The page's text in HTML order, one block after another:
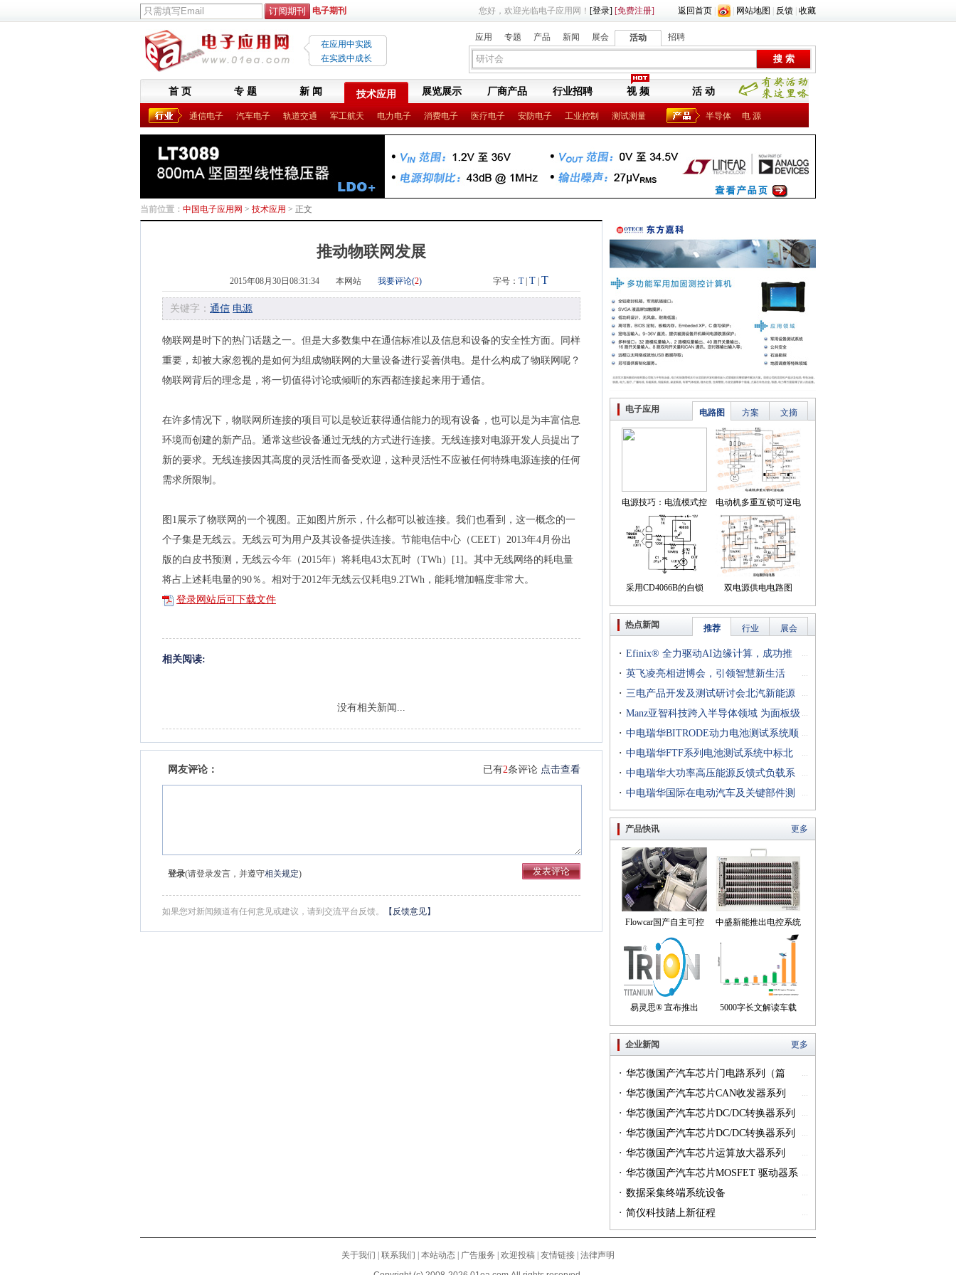
电子期刊 您好，欢迎光临电子应用网！ [登录] [免费注册] 返回首页 网站地图 反馈 收藏
在应用中实践
在实践中成长
应用 专题 产品 新闻 展会 活动 招聘
首 页 专 题 新 闻 技术应用 展览展示 厂商产品 行业招聘 视 频 活 动
通信电子 汽车电子 轨道交通 军工航天 电力电子 消费电子 医疗电子 安防电子 工业控制 测试测量 半导体 电 源
当前位置： 中国电子应用网 > 技术应用 > 正文
推动物联网发展
2015年08月30日08:31:34 本网站 我要评论(2) 字号： T| T T
关键字： 通信 电源
物联网是时下的热门话题之一。但是大多数集中在通信标准以及信息和设备的安全性方面。同样
重要，却被大家忽视的是如何为组成物联网的大量设备进行妥善供电。是什么构成了物联网呢？
物联网背后的理念是，将一切值得讨论或倾听的东西都连接起来用于通信。
在许多情况下，物联网所连接的项目可以是较近获得通信能力的现有设备，也可以是为丰富信息
环境而创建的新产品。通常这些设备通过无线的方式进行连接。无线连接对电源开发人员提出了
新的要求。无线连接因其高度的灵活性而备受欢迎，这种灵活性不应被任何特殊电源连接的任何
需求所限制。
图1展示了物联网的一个视图。正如图片所示，什么都可以被连接。我们也看到，这一概念的一
个子集是无线云。无线云可为用户及其设备提供连接。节能电信中心（CEET）2013年4月份出
版的白皮书预测，无线云今年（2015年）将耗电43太瓦时（TWh）[1]。其中无线网络的耗电量
将占上述耗电量的90％。相对于2012年无线云仅耗电9.2TWh，能耗增加幅度非常大。
登录网站后可下载文件
相关阅读:
没有相关新闻...
网友评论： 已有2条评论 点击查看
登录(请登录发言，并遵守相关规定)
如果您对新闻频道有任何意见或建议，请到交流平台反馈。 【反馈意见】
电子应用 文摘
方案
电路图
电源技巧：电流模式控
制简化了对降压LED稳
压器的补偿
电动机多重互锁可逆电
路
采用CD4066B的自锁
式触摸开关电路
双电源供电电路图
热点新闻 展会
行业
推荐
...
· Efinix® 全力驱动AI边缘计算，成功推
出Trion™ T20 FPGA样品, 同时将产品扩展
到二十万逻辑单元的T200 FPGA
...
· 英飞凌亮相进博会，引领智慧新生活
...
· 三电产品开发及测试研讨会北汽新能源
专场成功举行
...
· Manz亚智科技跨入半导体领域 为面板级
扇出型封装提供化学湿制程、涂布及激光应
用等生产设备解决方案
...
· 中电瑞华BITRODE动力电池测试系统顺
利交付北汽新能源
...
· 中电瑞华FTF系列电池测试系统中标北
京新能源汽车股份有限公司
...
· 中电瑞华大功率高压能源反馈式负载系
统成功交付中电熊猫
...
· 中电瑞华国际在电动汽车及关键部件测
评研讨会上演绎先进测评技术
产品快讯 更多
Flowcar国产自主可控
自动驾驶机器人来到我
们身边
中盛新能推出电控系统
控制器BOB集成断线
易灵思® 宣布推出
Trion® Titanium FPGA
系列
5000字长文解读车载
USB供电的方方面面
企业新闻
更多
...
· 华芯微国产汽车芯片门电路系列（篇
一）
...
· 华芯微国产汽车芯片CAN收发器系列
（篇一）
...
· 华芯微国产汽车芯片DC/DC转换器系列
...
· 华芯微国产汽车芯片DC/DC转换器系列
...
· 华芯微国产汽车芯片运算放大器系列
（篇一）
...
· 华芯微国产汽车芯片MOSFET 驱动器系
列（篇一）
...
· 数据采集终端系统设备
...
· 简仪科技踏上新征程
关于我们 联系我们 本站动态 广告服务 欢迎投稿 友情链接 法律声明